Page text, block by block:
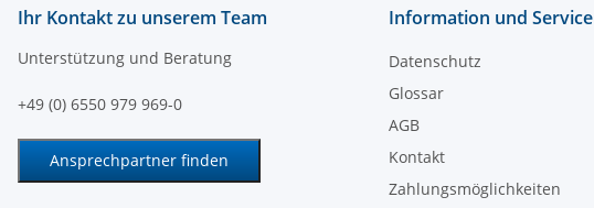
Ihr Kontakt zu unserem Team
Unterstützung und Beratung
+49 (0) 6550 979 969-0
Ansprechpartner finden
Information und Service
Datenschutz
Glossar
AGB
Kontakt
Zahlungsmöglichkeiten